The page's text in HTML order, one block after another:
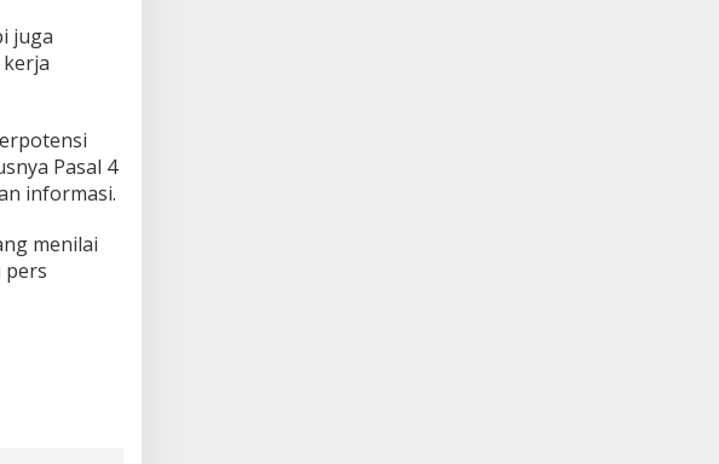
juga
Pasal 4
informasi.
menilai
pers